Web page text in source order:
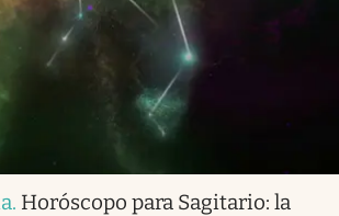
. Horóscopo para Sagitario: la